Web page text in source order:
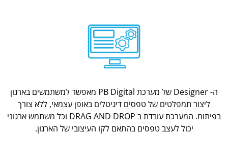
ה- Designer של מערכת PB Digital מאפשר למשתמשים בארגון
ליצור תמפלטים של טפסים דיגיטלים באופן עצמאי, ללא צורך
בפיתוח. המערכת עובדת ב DRAG AND DROP וכל משתמש ארגוני
יכול לעצב טפסים בהתאם לקו העיצובי של הארגון.